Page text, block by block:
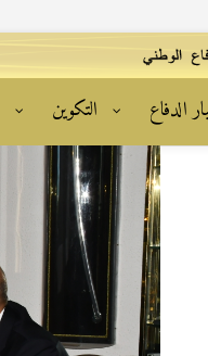
الدفاع التكوين